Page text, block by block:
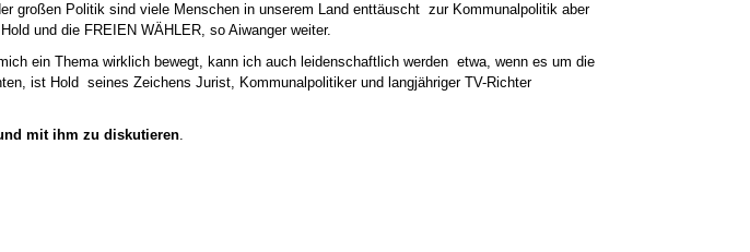
Politik sind viele Menschen in unserem Land enttäuscht  zur Kommunalpolitik aber
und die FREIEN WÄHLER, so Aiwanger weiter.
ein Thema wirklich bewegt, kann ich auch leidenschaftlich werden  etwa, wenn es um die
ist Hold  seines Zeichens Jurist, Kommunalpolitiker und langjähriger TV-Richter 
mit ihm zu diskutieren.